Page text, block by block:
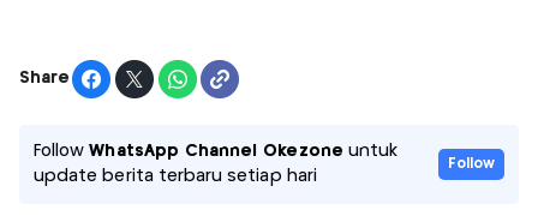
Share
FollowWhatsApp Channel Okezone untuk
update berita terbaru setiap hari
Follow